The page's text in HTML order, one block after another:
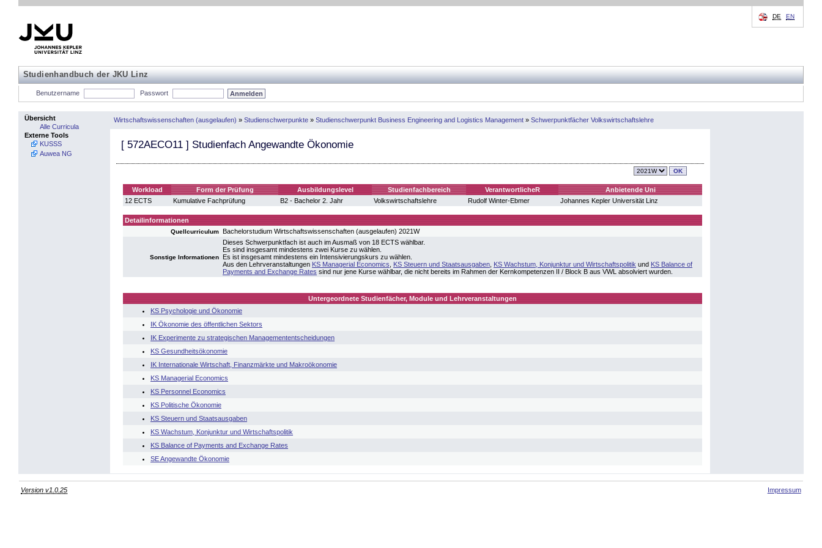
Studienhandbuch der JKU Linz
DE EN
Benutzername Passwort
Übersicht
Alle Curricula
Externe Tools
KUSSS
Auwea NG
Wirtschaftswissenschaften (ausgelaufen) » Studienschwerpunkte » Studienschwerpunkt Business Engineering and Logistics Management » Schwerpunktfächer Volkswirtschaftslehre
[ 572AECO11 ] Studienfach Angewandte Ökonomie
Workload Form der Prüfung Ausbildungslevel Studienfachbereich VerantwortlicheR
Anbietende Uni
12 ECTS
Kumulative Fachprüfung B2 - Bachelor 2. Jahr Volkswirtschaftslehre Rudolf Winter-Ebmer Johannes Kepler Universität Linz
Detailinformationen
Quellcurriculum Bachelorstudium Wirtschaftswissenschaften (ausgelaufen) 2021W
Sonstige Informationen
Dieses Schwerpunktfach ist auch im Ausmaß von 18 ECTS wählbar.
Es sind insgesamt mindestens zwei Kurse zu wählen.
Es ist insgesamt mindestens ein Intensivierungskurs zu wählen.
Aus den Lehrveranstaltungen KS Managerial Economics KS Steuern und Staatsausgaben KS Wachstum, Konjunktur und Wirtschaftspolitik und KS Balance of
Payments and Exchange Rates sind nur jene Kurse wählbar, die nicht bereits im Rahmen der Kernkompetenzen II / Block B aus VWL absolviert wurden.
Untergeordnete Studienfächer, Module und Lehrveranstaltungen
KS Psychologie und Ökonomie
IK Ökonomie des öffentlichen Sektors
IK Experimente zu strategischen Managemententscheidungen
KS Gesundheitsökonomie
IK Internationale Wirtschaft, Finanzmärkte und Makroökonomie
KS Managerial Economics
KS Personnel Economics
KS Politische Ökonomie
KS Steuern und Staatsausgaben
KS Wachstum, Konjunktur und Wirtschaftspolitik
KS Balance of Payments and Exchange Rates
SE Angewandte Ökonomie
Version v1.0.25 Impressum